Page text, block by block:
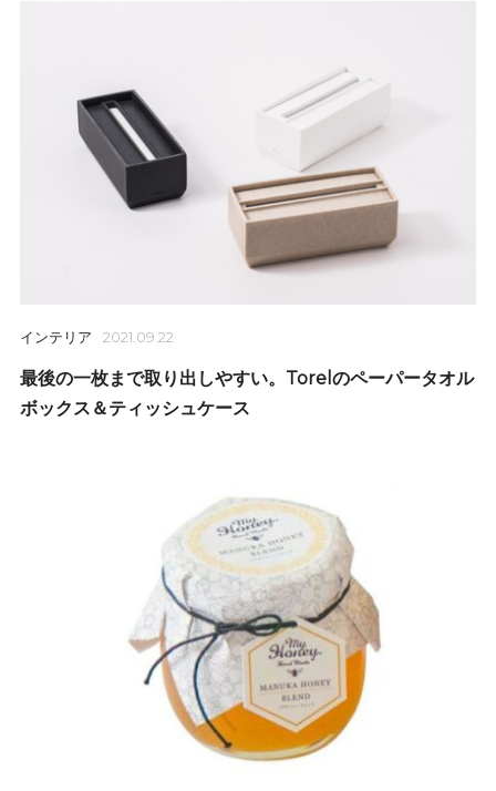
インテリア 2021.09.22
最後の一枚まで取り出しやすい。Torelのペーパータオル
ボックス＆ティッシュケース